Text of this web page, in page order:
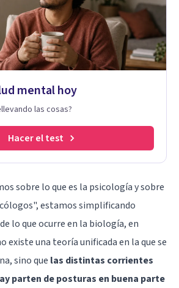
mental hoy
las cosas?
Hacer el test
sobre lo que es la psicologíay sobre
estamos simplificando
lo que ocurre en la biología, en
existe una teoría unificada en la que se
sino que las distintas corrientes
parten de posturas en buena parte